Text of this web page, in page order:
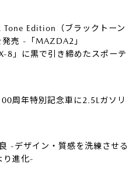
Tone Edition（ブラックトーン
売 -「MAZDA2」
8」に黒で引き締めたスポーテ
周年特別記念車に2.5Lガソリ
-デザイン・質感を洗練させる
り進化-